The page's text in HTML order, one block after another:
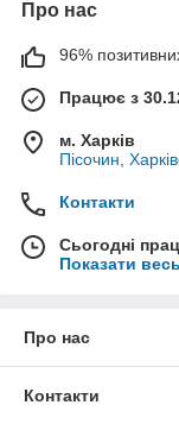
Про нас
96%
Працює з
м. Харків
Пісочин,
Контакти
Сьогодні
Показати
Про нас
Контакти